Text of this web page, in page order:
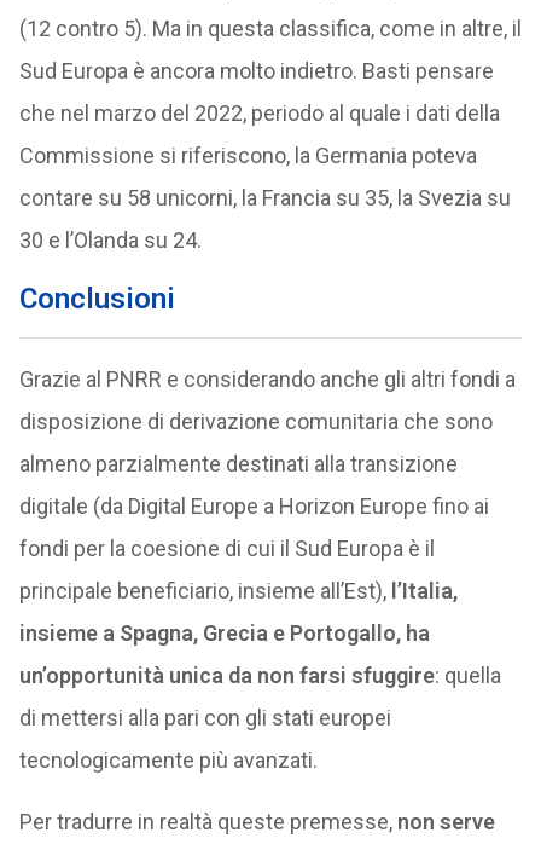
(12 contro 5). Ma in questa classifica, come in altre, il
Sud Europa è ancora molto indietro. Basti pensare
che nel marzo del 2022, periodo al quale i dati della
Commissione si riferiscono, la Germania poteva
contare su 58 unicorni, la Francia su 35, la Svezia su
30 e l’Olanda su 24.
Conclusioni
Grazie al PNRR e considerando anche gli altri fondi a
disposizione di derivazione comunitaria che sono
almeno parzialmente destinati alla transizione
digitale (da Digital Europe a Horizon Europe fino ai
fondi per la coesione di cui il Sud Europa è il
principale beneficiario, insieme all’Est), l’Italia,
insieme a Spagna, Grecia e Portogallo, ha
un’opportunità unica da non farsi sfuggire: quella
di mettersi alla pari con gli stati europei
tecnologicamente più avanzati.
Per tradurre in realtà queste premesse, non serve